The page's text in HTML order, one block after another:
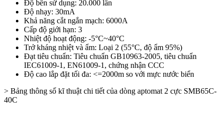
Độ bền sử dụng: 20.000 lần
Độ nhạy: 30mA
Khả năng cắt ngắn mạch: 6000A
Cấp độ giới hạn: 3
Nhiệt độ hoạt động: -5°C~40°C
Trở kháng nhiệt và ẩm: Loại 2 (55°C, độ ẩm 95%)
Đạt tiêu chuẩn: Tiêu chuẩn GB10963-2005, tiêu chuẩn
IEC61009-1, EN61009-1, chứng nhận CCC
Độ cao lắp đặt tối đa: <=2000m so với mực nước biển
> Bảng thông số kĩ thuật chi tiết của dòng aptomat 2 cực SMB65C-
40C